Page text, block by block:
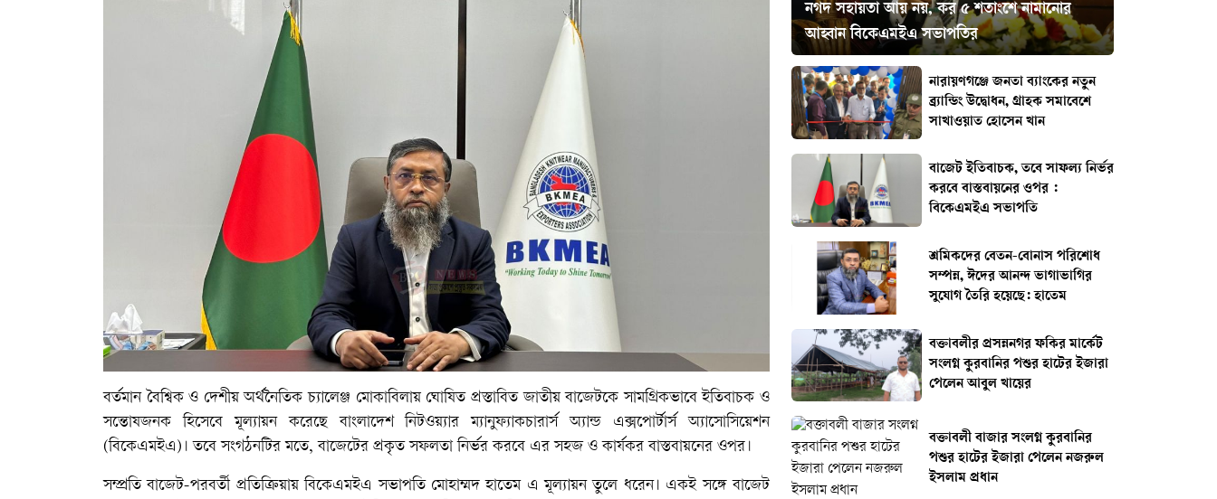
বর্তমান বৈশ্বিক ও দেশীয় অর্থনৈতিক চ্যালেঞ্জ মোকাবিলায় ঘোষিত প্রস্তাবিত জাতীয় বাজেটকে সামগ্রিকভাবে ইতিবাচক ও
সন্তোষজনক হিসেবে মূল্যায়ন করেছে বাংলাদেশ নিটওয়্যার ম্যানুফ্যাকচারার্স অ্যান্ড এক্সপোর্টার্স অ্যাসোসিয়েশন
(বিকেএমইএ)। তবে সংগঠনটির মতে, বাজেটের প্রকৃত সফলতা নির্ভর করবে এর সহজ ও কার্যকর বাস্তবায়নের ওপর।
সম্প্রতি বাজেট-পরবর্তী প্রতিক্রিয়ায় বিকেএমইএ সভাপতি মোহাম্মদ হাতেম এ মূল্যায়ন তুলে ধরেন। একই সঙ্গে বাজেট
নগদ সহায়তা আয় নয়, কর ৫ শতাংশে নামানোর
আহ্বান বিকেএমইএ সভাপতির
নারায়ণগঞ্জে জনতা ব্যাংকের নতুন
ব্র্যান্ডিং উদ্বোধন, গ্রাহক সমাবেশে
সাখাওয়াত হোসেন খান
বাজেট ইতিবাচক, তবে সাফল্য নির্ভর
করবে বাস্তবায়নের ওপর :
বিকেএমইএ সভাপতি
শ্রমিকদের বেতন-বোনাস পরিশোধ
সম্পন্ন, ঈদের আনন্দ ভাগাভাগির
সুযোগ তৈরি হয়েছে: হাতেম
বক্তাবলীর প্রসন্ননগর ফকির মার্কেট
সংলগ্ন কুরবানির পশুর হাটের ইজারা
পেলেন আবুল খায়ের
বক্তাবলী বাজার সংলগ্ন কুরবানির
পশুর হাটের ইজারা পেলেন নজরুল
ইসলাম প্রধান